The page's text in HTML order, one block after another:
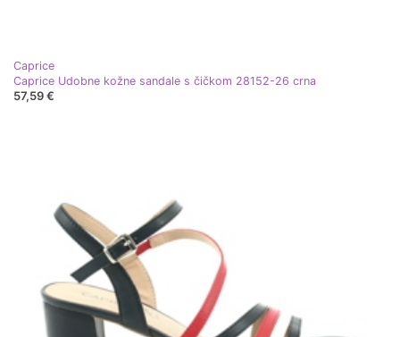
Caprice
Caprice Udobne kožne sandale s čičkom 28152-26 crna
57,59 €